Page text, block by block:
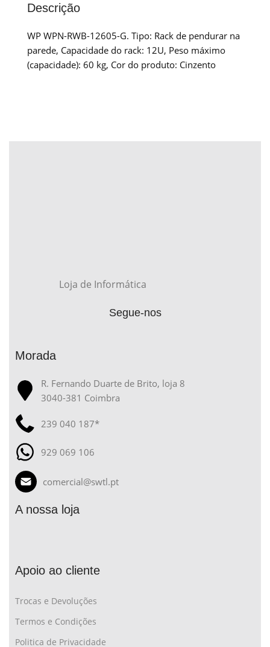
Descrição
WP WPN-RWB-12605-G. Tipo: Rack de pendurar na
parede, Capacidade do rack: 12U, Peso máximo
(capacidade): 60 kg, Cor do produto: Cinzento
Loja de Informática
Segue-nos
Morada
R. Fernando Duarte de Brito, loja 8
3040-381 Coimbra
239 040 187*
929 069 106
comercial@swtl.pt
A nossa loja
Apoio ao cliente
Trocas e Devoluções
Termos e Condições
Politica de Privacidade